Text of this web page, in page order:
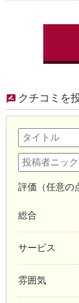
クチコミを
評価（任意の
総合
サービス
雰囲気